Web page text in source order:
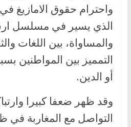
واحترام حقوق الامازيغ
الذي يسير في مسلسل
والمساواة، بين اللغات
التمميز بين المواطنين
أو الدين.
وقد ظهر ضعفا كبيرا
التواصل مع المغاربة في